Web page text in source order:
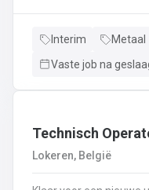
het realiseren van
dagelijkse leiding van
Interim Metaal
Vaste job na
Technisch
Lokeren, België